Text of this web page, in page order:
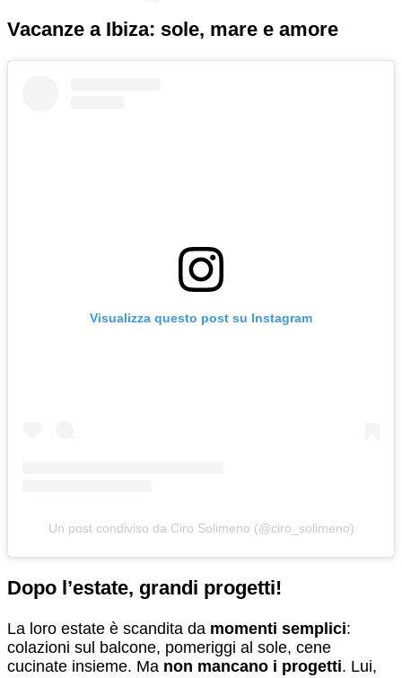
Vacanze a Ibiza: sole, mare e amore
Visualizza questo post su Instagram
Un post condiviso da Ciro Solimeno (@ciro_solimeno)
Dopo l’estate, grandi progetti!
La loro estate è scandita da momenti semplici:
colazioni sul balcone, pomeriggi al sole, cene
cucinate insieme. Ma non mancano i progetti. Lui,